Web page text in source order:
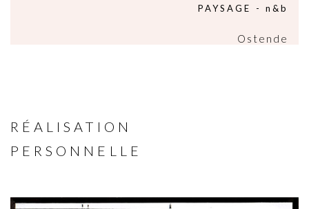
PAYSAGE - n&b
Ostende
RÉALISATION
PERSONNELLE